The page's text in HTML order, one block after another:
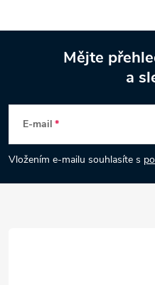
p
a
Mějte
a
E-mail
Vložením e-mailu souhlasíte s